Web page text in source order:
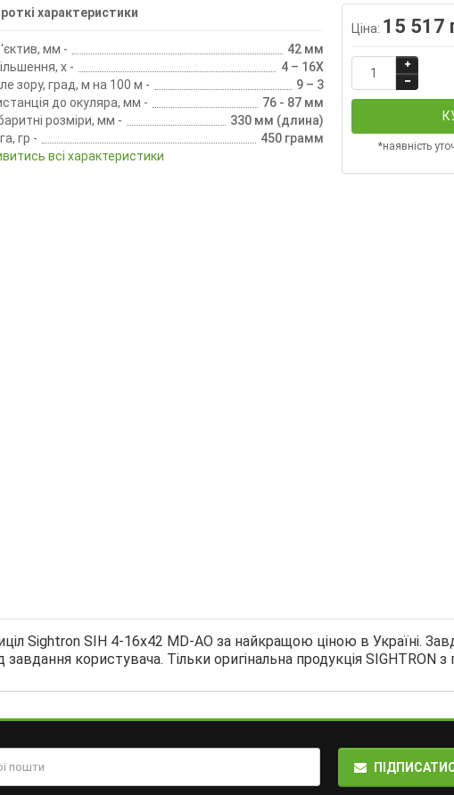
характеристики
мм -
42 мм
х -
4 – 16X
зору, град, м на 100 м -
9 – 3
до окуляра, мм -
76 - 87 мм
розміри, мм -
330 мм (длина)
гр -
450 грамм
всі характеристики
Ціна: 15 517
*наявність
Sightron SIH 4-16х42 MD-AO за найкращою ціною в Україні.
користувача. Тільки оригінальна продукція SIGHTRON з